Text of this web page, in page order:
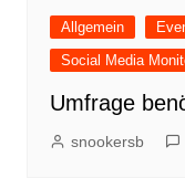
Allgemein
Social Media
Umfrage
snookersb